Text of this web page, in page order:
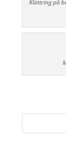
Klättring på